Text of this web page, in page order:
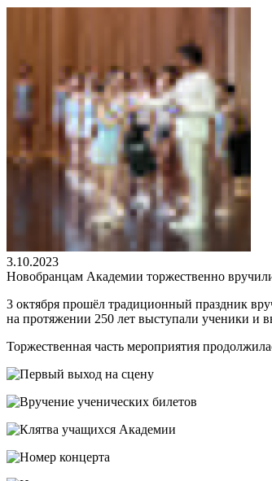
3.10.2023
Новобранцам Академии торжественно
3 октября прошёл традиционный праздник
на протяжении 250 лет выступали ученики и
Торжественная часть мероприятия